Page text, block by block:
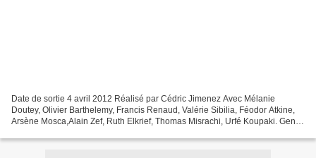
Date de sortie 4 avril 2012 Réalisé par Cédric Jimenez Avec Mélanie
Doutey, Olivier Barthelemy, Francis Renaud, Valérie Sibilia, Féodor Atkine,
Arsène Mosca,Alain Zef, Ruth Elkrief, Thomas Misrachi, Urfé Koupaki. Genre